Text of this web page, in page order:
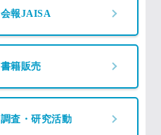
会報JAISA
書籍販売
調査・研究活動